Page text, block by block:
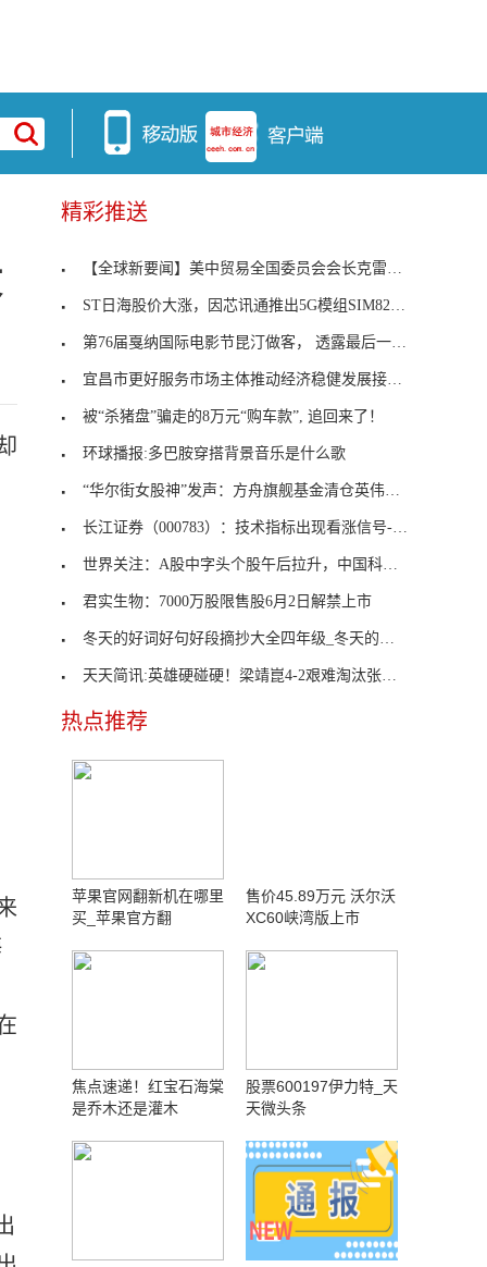
精彩推送
【全球新要闻】美中贸易全国委员会会长克雷格·艾伦
ST日海股价大涨，因芯讯通推出5G模组SIM8260！|大涨
第76届戛纳国际电影节昆汀做客， 透露最后一部导演
宜昌市更好服务市场主体推动经济稳健发展接续政策发
被“杀猪盘”骗走的8万元“购车款”, 追回来了！
环球播报:多巴胺穿搭背景音乐是什么歌
“华尔街女股神”发声：方舟旗舰基金清仓英伟达没错
长江证券（000783）：技术指标出现看涨信号-KDJ 低
世界关注：A股中字头个股午后拉升，中国科传大涨超8%
君实生物：7000万股限售股6月2日解禁上市
冬天的好词好句好段摘抄大全四年级_冬天的好词好句
天天简讯:英雄硬碰硬！梁靖崑4-2艰难淘汰张本智和，
热点推荐
苹果官网翻新机在哪里
买_苹果官方翻
售价45.89万元 沃尔沃
XC60峡湾版上市
焦点速递！红宝石海棠
是乔木还是灌木
股票600197伊力特_天
天微头条